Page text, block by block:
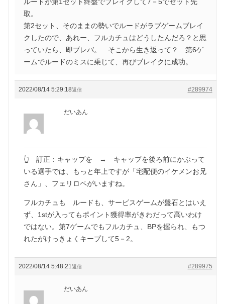
取。
第2セット、そのままの勢いでルードがラブゲームブレイ
クしたので、あれー、フルカチュはどうしたんだろ？と思
っていたら、即ブレバ。 そこから生き返って？ 第6ゲ
ームでルードのミスに乗じて、再びブレイクに成功。
2022/08/14 5:29:18 #289974
返信
だいあん
👆 訂正：キャップを → キャップを後ろ前にかぶって
いる選手では、もっと年上ですが「宅配便のイケメンお兄
さん」、フェリロペがいますね。
フルカチュも ルードも、サービスゲームが盤石とはいえ
ず、1stが入ってもポイント獲得率がきわだって高いわけ
ではない。第7ゲームでもフルカチュ、BPを握られ、もつ
れたがけっきょくキープして5－2。
2022/08/14 5:48:21 #289975
返信
だいあん